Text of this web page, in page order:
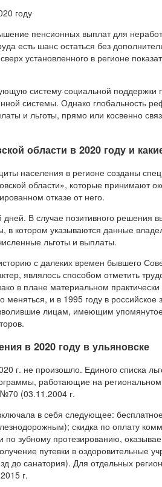
пенсионных выплат для
есть шанс остаться без
установленного в регионе
систему социальной поддержки
системы. Однако глобальность
и льготы, прямо или косвенно
области в 2020 году и
населения в регионе созданы
области», которые принимают
отказе от него.
В случае позитивного решения
в котором указываются данные
льготы и выплаты.
с далеких времен бывшего
являлось способом отметить
в плане материальном практически
и в 1995 году в российское
лицам, имеющим
в 2020 году в ульяновске
г. не произошло. Единого списка
работающие на
(03.11.2004 г.
в себя следующее:
скидка по оплату
зубному протезированию,
путевки в оздоровительные
до санатория). Для отдельных
г.